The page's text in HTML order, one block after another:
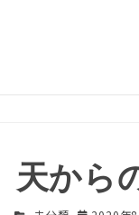
天から